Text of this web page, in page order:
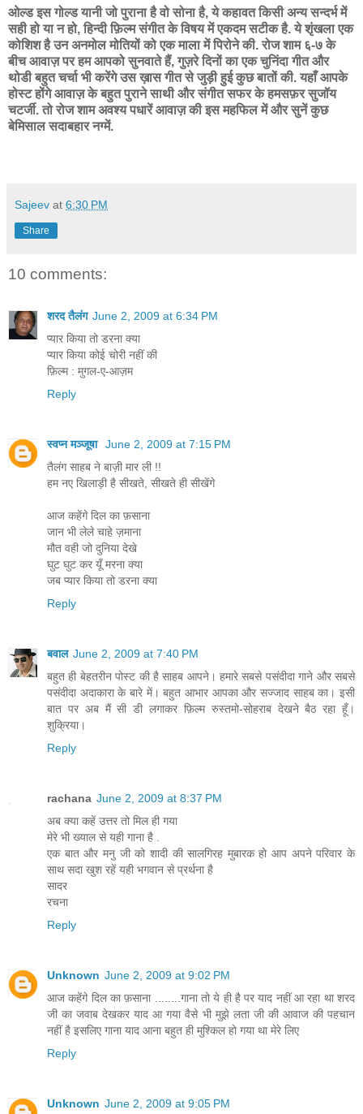
ओल्ड इस गोल्ड यानी जो पुराना है वो सोना है, ये कहावत किसी अन्य सन्दर्भ में
सही हो या न हो, हिन्दी फ़िल्म संगीत के विषय में एकदम सटीक है. ये शृंखला एक
कोशिश है उन अनमोल मोतियों को एक माला में पिरोने की. रोज शाम ६-७ के
बीच आवाज़ पर हम आपको सुनवाते हैं, गुज़रे दिनों का एक चुनिंदा गीत और
थोडी बहुत चर्चा भी करेंगे उस ख़ास गीत से जुड़ी हुई कुछ बातों की. यहाँ आपके
होस्ट होंगे आवाज़ के बहुत पुराने साथी और संगीत सफर के हमसफ़र सुजॉय
चटर्जी. तो रोज शाम अवश्य पधारें आवाज़ की इस महफिल में और सुनें कुछ
बेमिसाल सदाबहार नग्में.
Sajeev at 6:30 PM
Share
10 comments:
शरद तैलंग June 2, 2009 at 6:34 PM
प्यार किया तो डरना क्या
प्यार किया कोई चोरी नहीं की
फ़िल्म : मुगल-ए-आज़म
Reply
स्वप्न मञ्जूषा June 2, 2009 at 7:15 PM
तैलंग साहब ने बाज़ी मार ली !!
हम नए खिलाड़ी है सीखते, सीखते ही सीखेंगे
आज कहेंगे दिल का फ़साना
जान भी लेले चाहे ज़माना
मौत वही जो दुनिया देखे
घुट घुट कर यूँ मरना क्या
जब प्यार किया तो डरना क्या
Reply
बवाल June 2, 2009 at 7:40 PM
बहुत ही बेहतरीन पोस्ट की है साहब आपने। हमारे सबसे पसंदीदा गाने और सबसे
पसंदीदा अदाकारा के बारे में। बहुत आभार आपका और सज्जाद साहब का। इसी
बात पर अब मैं सी डी लगाकर फ़िल्म रुस्तमो-सोहराब देखने बैठ रहा हूँ।
शुक्रिया।
Reply
rachana June 2, 2009 at 8:37 PM
अब क्या कहें उत्तर तो मिल ही गया
मेरे भी ख्याल से यही गाना है .
एक बात और मनु जी को शादी की सालगिरह मुबारक हो आप अपने परिवार के
साथ सदा खुश रहें यही भगवान से प्रर्थना है
सादर
रचना
Reply
Unknown June 2, 2009 at 9:02 PM
आज कहेंगे दिल का फ़साना ........गाना तो ये ही है पर याद नहीं आ रहा था शरद
जी का जवाब देखकर याद आ गया वैसे भी मुझे लता जी की आवाज की पहचान
नहीं है इसलिए गाना याद आना बहुत ही मुश्किल हो गया था मेरे लिए
Reply
Unknown June 2, 2009 at 9:05 PM